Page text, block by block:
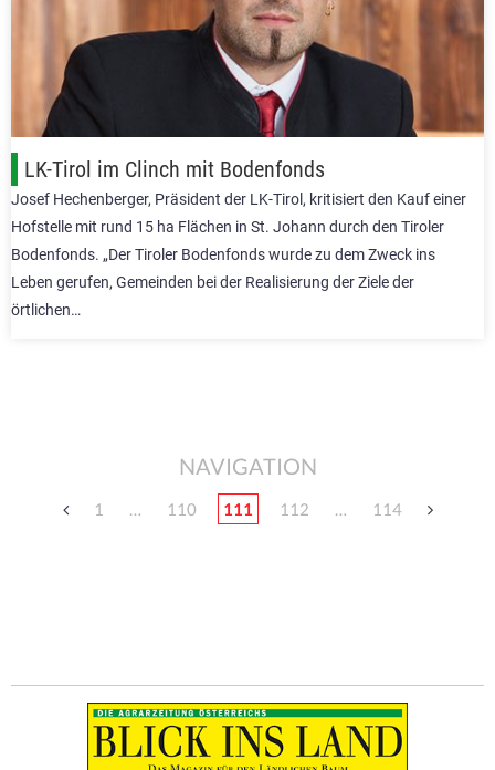
LK-Tirol im Clinch mit Bodenfonds
Josef Hechenberger, Präsident der LK-Tirol, kritisiert den Kauf einer
Hofstelle mit rund 15 ha Flächen in St. Johann durch den Tiroler
Bodenfonds. „Der Tiroler Bodenfonds wurde zu dem Zweck ins
Leben gerufen, Gemeinden bei der Realisierung der Ziele der
örtlichen…
NAVIGATION
1 … 110 111 112 … 114